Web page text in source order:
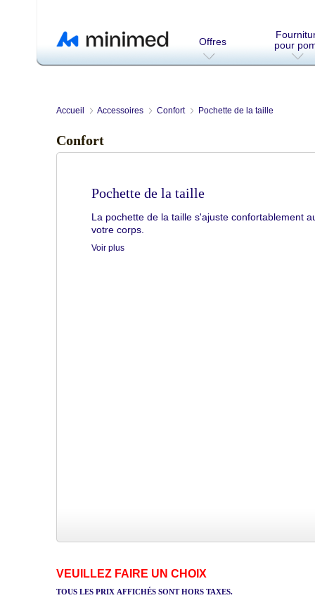
Offres
pour
Accueil Accessoires Confort Pochette de la taille
Confort
Pochette de la taille
La pochette de la taille s'ajuste confortablement
votre corps.
Voir plus
VEUILLEZ FAIRE UN CHOIX
TOUS LES PRIX AFFICHÉS SONT HORS TAXES.